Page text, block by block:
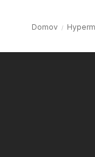
Domov